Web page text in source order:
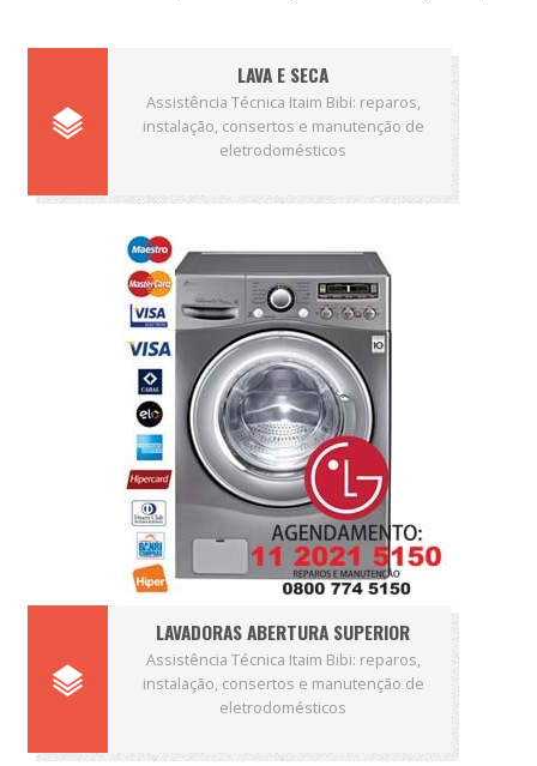
LAVA E SECA
Assistência Técnica Itaim Bibi: reparos,
instalação, consertos e manutenção de
eletrodomésticos
LAVADORAS ABERTURA SUPERIOR
Assistência Técnica Itaim Bibi: reparos,
instalação, consertos e manutenção de
eletrodomésticos